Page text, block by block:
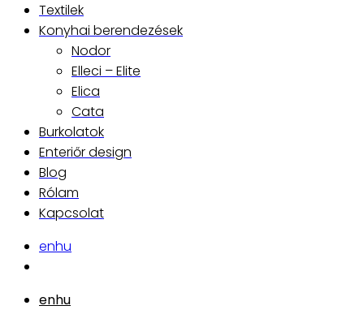
Textilek
Konyhai berendezések
Nodor
Elleci – Elite
Elica
Cata
Burkolatok
Enteriőr design
Blog
Rólam
Kapcsolat
enhu
enhu